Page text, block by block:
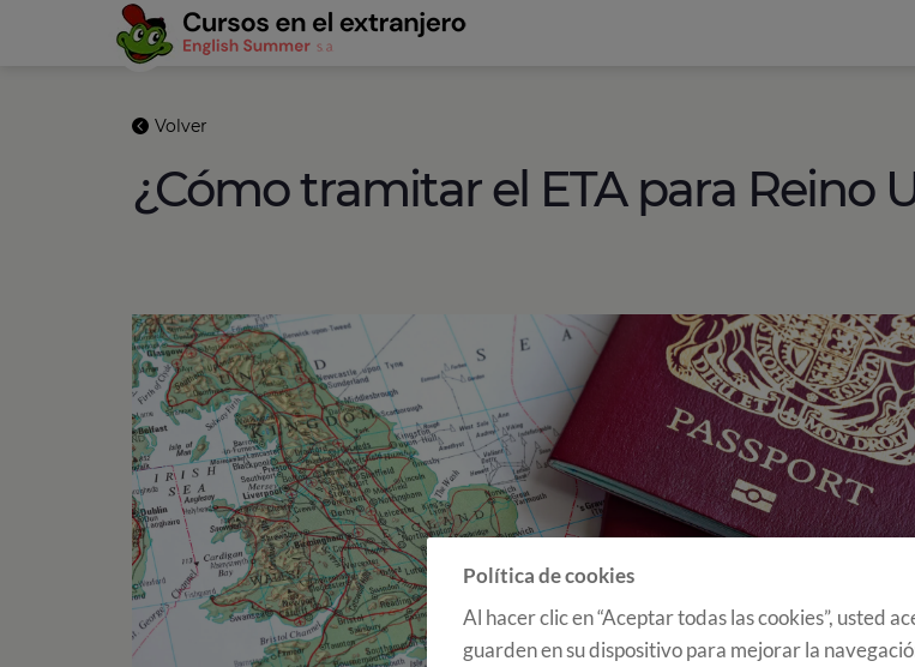
Volver
¿Cómo tramitar el ETA para Reino
Política de cookies
Al hacer clic en “Aceptar todas las cookies”, usted
guarden en su dispositivo para mejorar la